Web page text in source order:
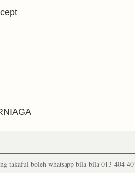
takaful boleh whatsapp bila-bila 013-404